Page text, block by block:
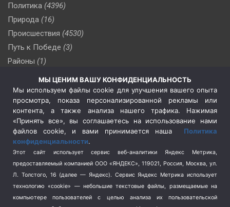
Политика (4396)
Природа (16)
Происшествия (4530)
Путь к Победе (3)
Районы (1)
(509)
Сельское хозяйство (3)
Социальная политика
(3)
Спецоперация в Украине
Спецоперация на Украине
(404)
Спорт (740)
Терроризм (1)
Транспорт (262)
Туризм (178)
МЫ ЦЕНИМ ВАШУ КОНФИДЕНЦИАЛЬНОСТЬ
Мы используем файлы cookie для улучшения вашего опыта
просмотра, показа персонализированной рекламы или
контента, а также анализа нашего трафика. Нажимая
«Принять все», вы соглашаетесь на использование нами
файлов cookie, и вами принимается наша Политика
конфиденциальности.
Этот сайт использует сервис веб-аналитики Яндекс Метрика,
предоставляемый компанией ООО «ЯНДЕКС», 119021, Россия, Москва, ул.
Л. Толстого, 16 (далее — Яндекс). Сервис Яндекс Метрика использует
технологию «cookie» — небольшие текстовые файлы, размещаемые на
компьютере пользователей с целью анализа их пользовательской